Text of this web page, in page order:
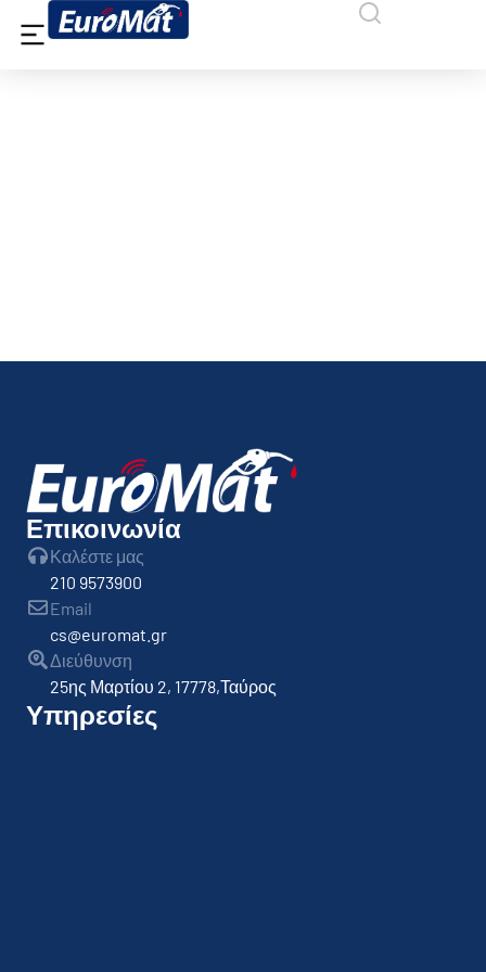
Επικοινωνία
Καλέστε μας
210 9573900
Email
cs@euromat.gr
Διεύθυνση
25ης Μαρτίου 2, 17778,Ταύρος
Υπηρεσίες